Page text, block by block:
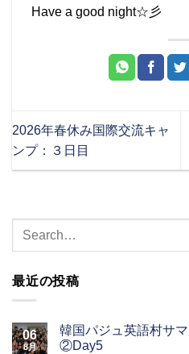
Have a good night☆彡
2026年春休み国際交流キャ
ンプ：３日目
最近の投稿
06
8月
韓国パジュ英語村サ
②Day5